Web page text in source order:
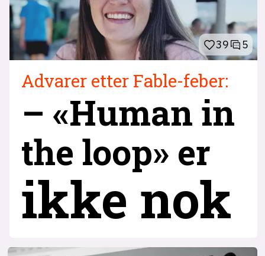
39 5
Advarer etter Fable-feber:
– «Human in
the loop» er
ikke nok